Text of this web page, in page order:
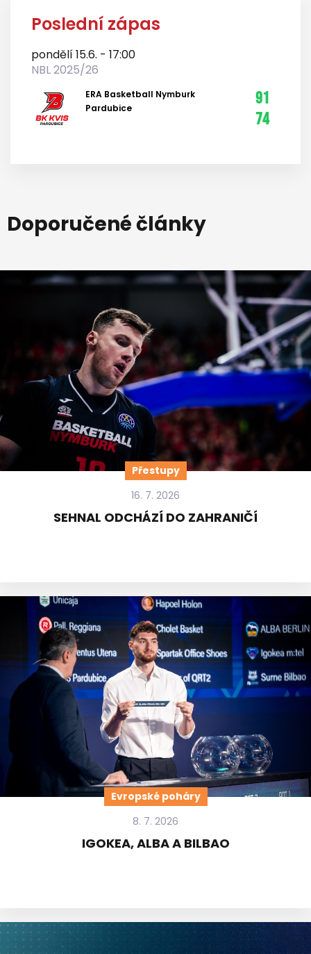
Poslední zápas
pondělí 15.6. - 17:00
NBL 2025/26
ERA Basketball Nymburk
Pardubice
91
74
Doporučené články
Přestupy
16. 7. 2026
SEHNAL ODCHÁZÍ DO ZAHRANIČÍ
Evropské poháry
8. 7. 2026
IGOKEA, ALBA A BILBAO